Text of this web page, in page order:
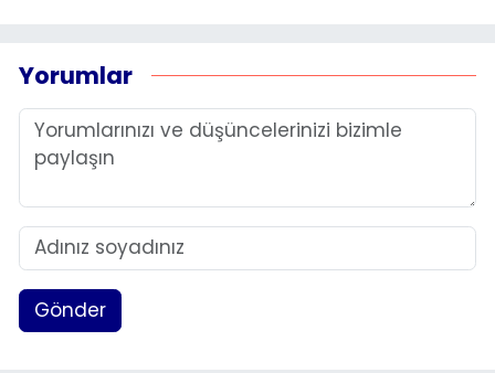
Yorumlar
Gönder